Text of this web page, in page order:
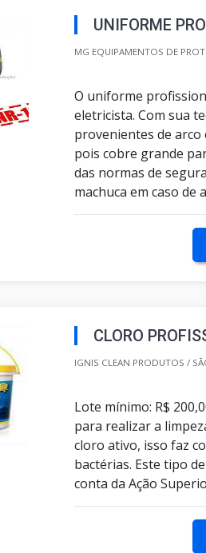
UNIFORME
MG EQUIPAMENTOS DE
O uniforme
eletricista. Com sua
provenientes de
pois cobre grande
das normas de
machuca em caso de
CLORO
IGNIS CLEAN PRODUTOS /
Lote mínimo: R$
para realizar a
cloro ativo, isso faz
bactérias. Este tipo
conta da Ação